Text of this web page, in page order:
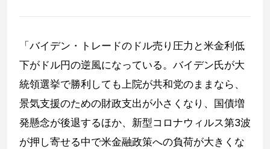
「バイデン・トレードのドル売り圧力と米金利低
下がドル円の逆風になっている。バイデン氏が大
統領選挙で勝利しても上院が共和党のままなら、
景気支援のための財政支出が小さくなり、国債増
発懸念が後退するほか、新型コロナウィルス第3波
が押し寄せる中で米金融政策への負荷が大きくな